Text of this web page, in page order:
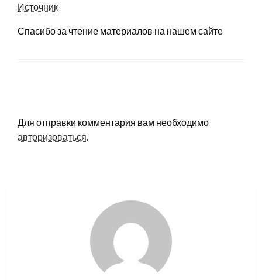
Источник
Спасибо за чтение материалов на нашем сайте
Для отправки комментария вам необходимо
авторизоваться